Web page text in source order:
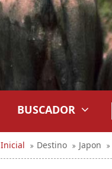
BUSCADOR
Inicial Destino Japon